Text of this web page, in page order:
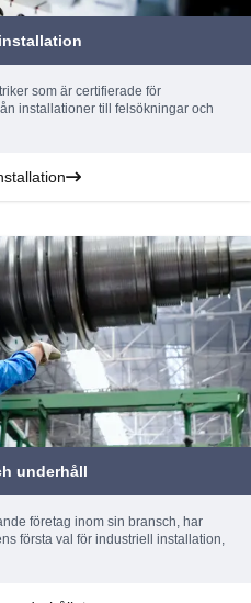
som är certifierade för
installationer till felsökningar och
underhåll
företag inom sin bransch, har
första val för industriell installation,